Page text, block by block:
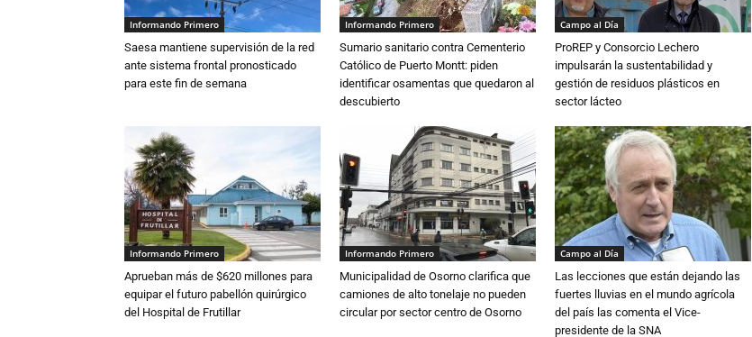
Informando Primero
Saesa mantiene supervisión de la red
ante sistema frontal pronosticado
para este fin de semana
Informando Primero
Sumario sanitario contra Cementerio
Católico de Puerto Montt: piden
identificar osamentas que quedaron al
descubierto
Campo al Día
ProREP y Consorcio Lechero
impulsarán la sustentabilidad y
gestión de residuos plásticos en
sector lácteo
Informando Primero
Aprueban más de $620 millones para
equipar el futuro pabellón quirúrgico
del Hospital de Frutillar
Informando Primero
Municipalidad de Osorno clarifica que
camiones de alto tonelaje no pueden
circular por sector centro de Osorno
Campo al Día
Las lecciones que están dejando las
fuertes lluvias en el mundo agrícola
del país las comenta el Vice-
presidente de la SNA